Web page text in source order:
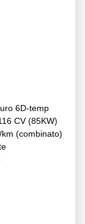
6D-temp
CV (85KW)
(combinato)